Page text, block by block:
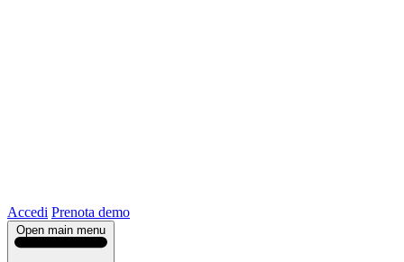
Accedi Prenota demo
Open main menu